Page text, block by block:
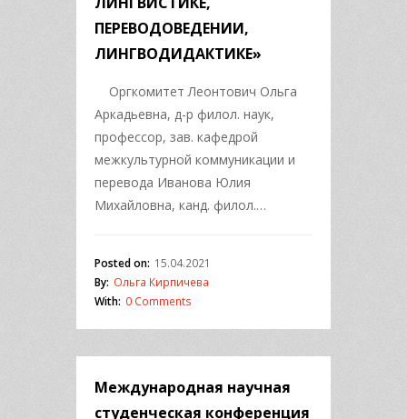
ПЕРЕВОДОВЕДЕНИИ,
ЛИНГВОДИДАКТИКЕ»
Оргкомитет Леонтович Ольга
Аркадьевна, д-р филол. наук,
профессор, зав. кафедрой
межкультурной коммуникации и
перевода Иванова Юлия
Михайловна, канд. филол.…
Posted on: 15.04.2021
By: Ольга Кирпичева
With: 0 Comments
Международная научная
студенческая конференция